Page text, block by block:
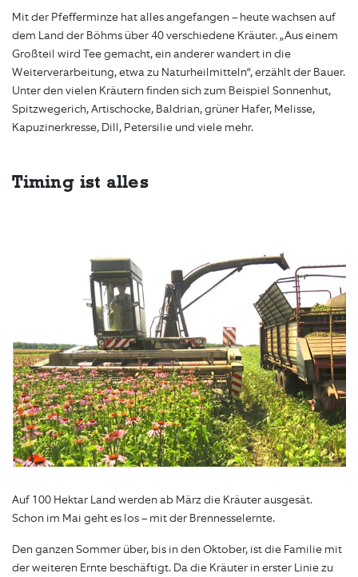
Mit der Pfefferminze hat alles angefangen – heute wachsen auf
dem Land der Böhms über 40 verschiedene Kräuter. „Aus einem
Großteil wird Tee gemacht, ein anderer wandert in die
Weiterverarbeitung, etwa zu Naturheilmitteln“, erzählt der Bauer.
Unter den vielen Kräutern finden sich zum Beispiel Sonnenhut,
Spitzwegerich, Artischocke, Baldrian, grüner Hafer, Melisse,
Kapuzinerkresse, Dill, Petersilie und viele mehr.
Timing ist alles
Auf 100 Hektar Land werden ab März die Kräuter ausgesät.
Schon im Mai geht es los – mit der Brennesselernte.
Den ganzen Sommer über, bis in den Oktober, ist die Familie mit
der weiteren Ernte beschäftigt. Da die Kräuter in erster Linie zu